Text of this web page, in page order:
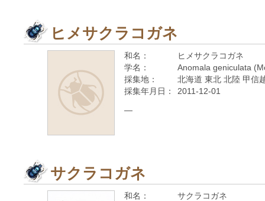
ヒメサクラコガネ
和名：
ヒメサクラコガネ
学名：
Anomala geniculata
採集地：
北海道 東北 北陸 甲信
採集年月日：
2011-12-01
—
サクラコガネ
和名：
サクラコガネ